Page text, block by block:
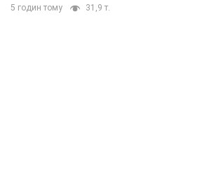
5 годин тому 31,9 т.